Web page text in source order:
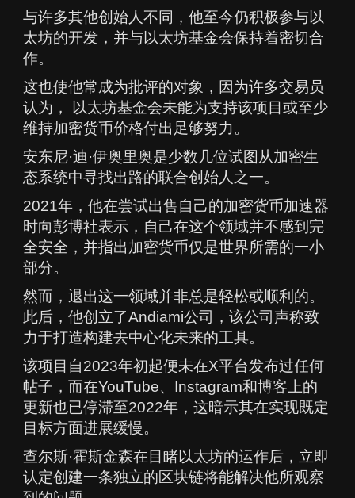
与许多其他创始人不同，他至今仍积极参与以
太坊的开发，并与以太坊基金会保持着密切合
作。
这也使他常成为批评的对象，因为许多交易员
认为， 以太坊基金会未能为支持该项目或至少
维持加密货币价格付出足够努力。
安东尼·迪·伊奥里奥是少数几位试图从加密生
态系统中寻找出路的联合创始人之一。
2021年，他在尝试出售自己的加密货币加速器
时向彭博社表示，自己在这个领域并不感到完
全安全，并指出加密货币仅是世界所需的一小
部分。
然而，退出这一领域并非总是轻松或顺利的。
此后，他创立了Andiami公司，该公司声称致
力于打造构建去中心化未来的工具。
该项目自2023年初起便未在X平台发布过任何
帖子，而在YouTube、Instagram和博客上的
更新也已停滞至2022年，这暗示其在实现既定
目标方面进展缓慢。
查尔斯·霍斯金森在目睹以太坊的运作后，立即
认定创建一条独立的区块链将能解决他所观察